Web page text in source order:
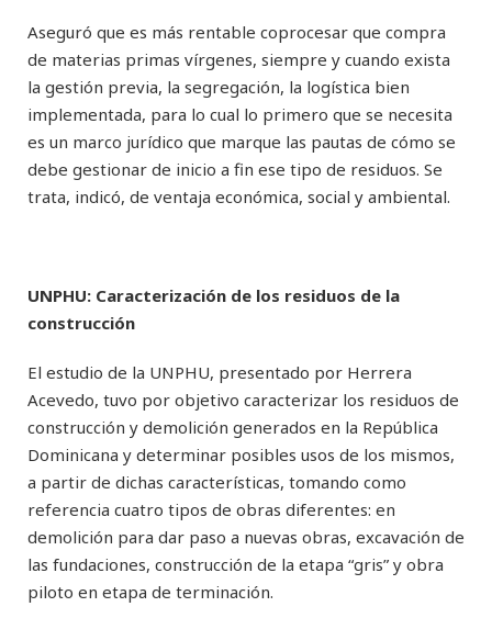
Aseguró que es más rentable coprocesar que compra
de materias primas vírgenes, siempre y cuando exista
la gestión previa, la segregación, la logística bien
implementada, para lo cual lo primero que se necesita
es un marco jurídico que marque las pautas de cómo se
debe gestionar de inicio a fin ese tipo de residuos. Se
trata, indicó, de ventaja económica, social y ambiental.
UNPHU: Caracterización de los residuos de la
construcción
El estudio de la UNPHU, presentado por Herrera
Acevedo, tuvo por objetivo caracterizar los residuos de
construcción y demolición generados en la República
Dominicana y determinar posibles usos de los mismos,
a partir de dichas características, tomando como
referencia cuatro tipos de obras diferentes: en
demolición para dar paso a nuevas obras, excavación de
las fundaciones, construcción de la etapa “gris” y obra
piloto en etapa de terminación.